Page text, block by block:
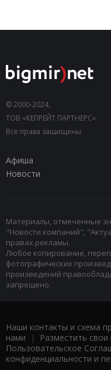
© 2000-2024,
ТОВ «КЕПРЕЙТ ПАРТНЕРС».
Все права защищены.
Афиша
Новости
Материалы, отмеченные
"Новости компаний",
правах рекламы.
Любое копирование,
фотографических
произведений
запрещено.
Наши контакты и схема
нами | Разместить
Пользовательское
конфиденциальности и